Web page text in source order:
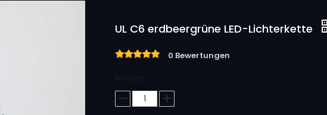
UL C6 erdbeergrüne LED-Lichterkette
0 Bewertungen